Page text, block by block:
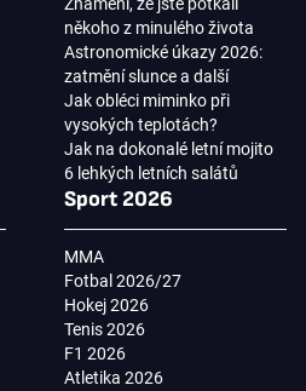
někoho z minulého života
Astronomické úkazy 2026:
zatmění slunce a další
Jak obléci miminko při
vysokých teplotách?
Jak na dokonalé letní mojito
6 lehkých letních salátů
Sport 2026
MMA
Fotbal 2026/27
Hokej 2026
Tenis 2026
F1 2026
Atletika 2026